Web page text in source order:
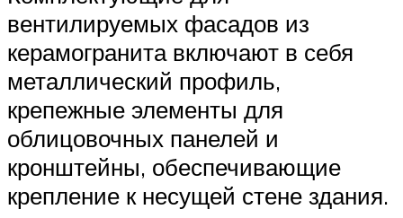
вентилируемых фасадов из
керамогранита включают в себя
металлический профиль,
крепежные элементы для
облицовочных панелей и
кронштейны, обеспечивающие
крепление к несущей стене здания.